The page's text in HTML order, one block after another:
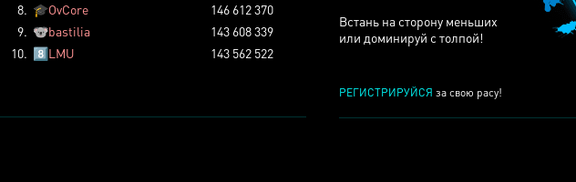
Встань на сторону меньших
или доминируй с толпой!
РЕГИСТРИРУЙСЯ за свою расу!
8. 🎓OvCore
146 612 370
9. 🐨bastilia
143 608 339
10. 8️⃣LMU 143 562 522